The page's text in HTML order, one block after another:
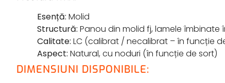
Esență: Molid
Structură: Panou din molid fj, lamele îmbinate
Calitate: LC (calibrat / necalibrat – în funcție
Aspect: Natural, cu noduri (în funcție de sort)
DIMENSIUNI DISPONIBILE: